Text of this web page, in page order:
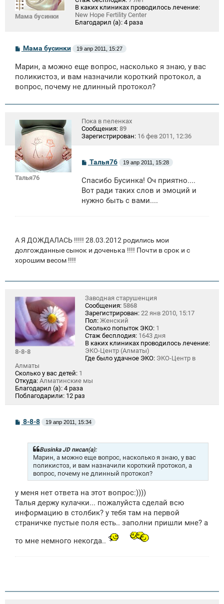
Мама бусинки
В каких клиниках проводилось лечение:
New Hope Fertility Center
Благодарил (а): 4 раза
С
б
щ
н
е
Мама бусинки 19 апр 2011, 15:27
Марин, а можно еще вопрос, насколько я знаю, у вас
поликистоз, и вам назначили короткий протокол, а
вопрос, почему не длинный протокол?
Талья76
Пока в пеленках
Сообщения: 89
Зарегистрирован: 16 фев 2011, 12:36
С
б
щ
н
Талья76 19 апр 2011, 15:28
Спасибо Бусинка! Оч приятно....
Вот ради таких слов и эмоций и
нужно быть с вами....
А Я ДОЖДАЛАСЬ !!!!! 28.03.2012 родились мои
долгожданные сынок и доченька !!!! Почти в срок и с
хорошим весом !!!!
8-8-8
Заводная старушенция
Сообщения: 5868
Зарегистрирован: 22 янв 2010, 15:17
Пол: Женский
Сколько попыток ЭКО: 1
Стаж бесплодия: 1643 дня
В каких клиниках проводилось лечение:
ЭКО-Центр (Алматы)
Где было удачное ЭКО: ЭКО-Центр в
Алматы
Сколько у вас детей: 1
Откуда: Алматинские мы
Благодарил (а): 4 раза
Поблагодарили: 12 раз
С8-8-8 19 апр 2011, 15:34
Businka JD писал(а):
Марин, а можно еще вопрос, насколько я знаю, у вас
поликистоз, и вам назначили короткий протокол, а
вопрос, почему не длинный протокол?
у меня нет ответа на этот вопрос:))))
Талья держу кулачки... пожалуйста сделай всю
информацию в столбик? у тебя там на первой
страничке пустые поля есть.. заполни пришли мне? а
то мне немного некогда..